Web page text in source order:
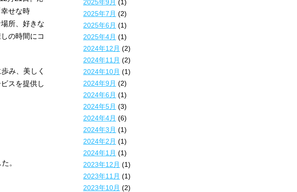
せな時
所、好きな
の時間にコ
み、美しく
スを提供し
。
2025年9月 (1)
2025年7月 (2)
2025年6月 (1)
2025年4月 (1)
2024年12月 (2)
2024年11月 (2)
2024年10月 (1)
2024年9月 (2)
2024年6月 (1)
2024年5月 (3)
2024年4月 (6)
2024年3月 (1)
2024年2月 (1)
2024年1月 (1)
2023年12月 (1)
2023年11月 (1)
2023年10月 (2)